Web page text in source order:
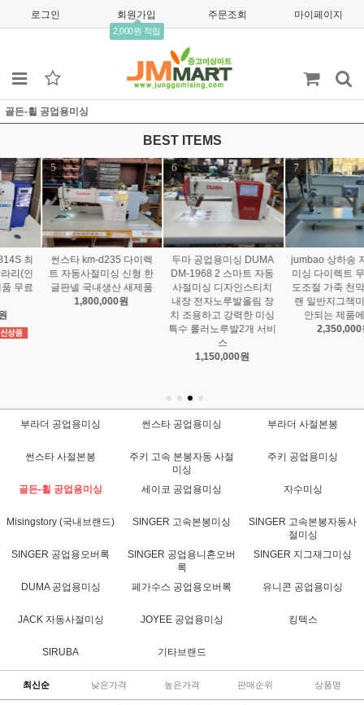
로그인 회원가입
2,000원 적립
주문조회 마이페이지
골든-휠 공업용미싱
BEST ITEMS
7
jumbao 상하송 지그재그
미싱 다이렉트 무소음 속
도조절 가죽 천막 네오플
랜 일반지그잭미싱으로
8
타킹 스카이빙 taking tk-8
01d 다이렉트모터 스카이
빙 벨트가없어 소음 진동
확실히 달라요
1,200,000원
9
공업용미싱 원단재단기
무선재단기 RCS-125 4
단계 속도조절 라이트(제
품은 125사이즈로 발송됩
니다)
230,000원
부라더 공업용미싱 썬스타 공업용미싱 부라더 사절본봉
썬스타 사절본봉
주키 고속 본봉자동 사절
미싱
주키 공업용미싱
골든-휠 공업용미싱 세이코 공업용미싱 자수미싱
Misingstory (국내브랜드) SINGER 고속본봉미싱
SINGER 고속본봉자동사
절미싱
SINGER 공업용오버록
SINGER 공업용니혼오버
록
SINGER 지그재그미싱
DUMA 공업용미싱 페가수스 공업용오버록 유니콘 공업용미싱
JACK 자동사절미싱 JOYEE 공업용미싱 킹텍스
SIRUBA 기타브랜드
최신순 낮은가격 높은가격 판매순위 상품명